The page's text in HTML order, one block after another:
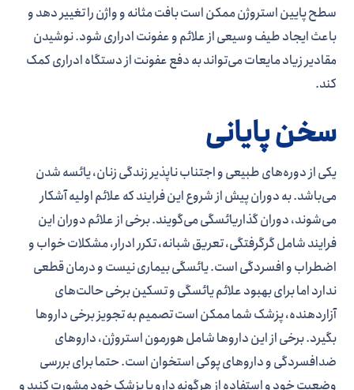
سطح پایین استروژن ممکن است بافت مثانه و واژن را تغییر دهد و
باعث ایجاد طیف وسیعی از علائم و عفونت ادراری شود. نوشیدن
مقادیر زیاد مایعات می‌تواند به دفع عفونت از دستگاه ادراری کمک
کند.
سخن پایانی
یکی از دوره‌­های طبیعی و اجتناب ­ناپذیر زندگی زنان، یائسه شدن
می‌­باشد. به دوران پیش از شروع این فرایند که علائم اولیه آشکار
می‌شوند، دوران گذاریائسگی می­‌گویند. برخی از علائم دوران این
فرایند شامل گرگرفتگی، تعریق شبانه، تکرر ادرار، مشکلات خواب و
اضطراب و افسردگی است. یائسگی بیماری نیست و درمان قطعی
ندارد اما برای بهبود علائم یائسگی و تسکین برخی حالت‌­های
آزاردهنده، پزشک شما ممکن است تصمیم به تجویز برخی داروها
بگیرد. برخی از این داروها شامل هورمون استروژن، داروهای
ضدافسردگی و داروهای پوکی استخوان است. حتما برای بررسی
وضعیت خود و استفاده از هرگونه دارو با پزشک خود مشورت کنید و